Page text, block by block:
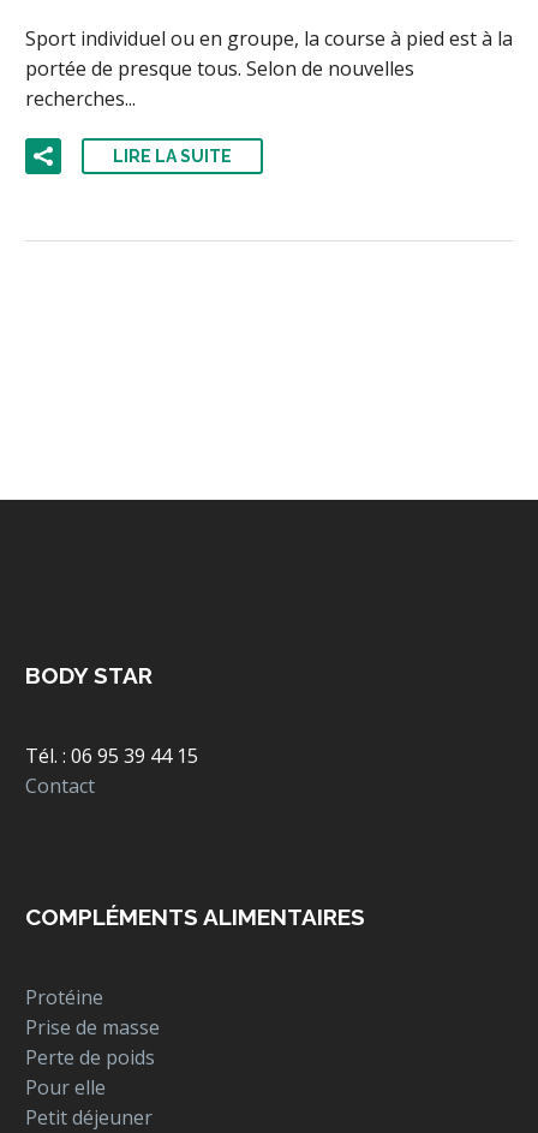
Sport individuel ou en groupe, la course à pied est à la
portée de presque tous. Selon de nouvelles
recherches...
LIRE LA SUITE
BODY STAR
Tél. : 06 95 39 44 15
Contact
COMPLÉMENTS ALIMENTAIRES
Protéine
Prise de masse
Perte de poids
Pour elle
Petit déjeuner